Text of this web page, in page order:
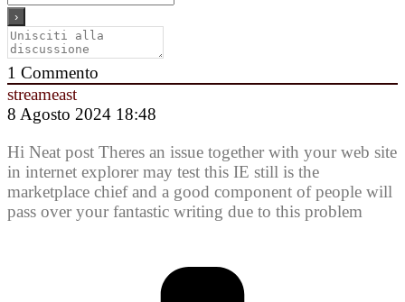
1 Commento
streameast
8 Agosto 2024 18:48
Hi Neat post Theres an issue together with your web site
in internet explorer may test this IE still is the
marketplace chief and a good component of people will
pass over your fantastic writing due to this problem